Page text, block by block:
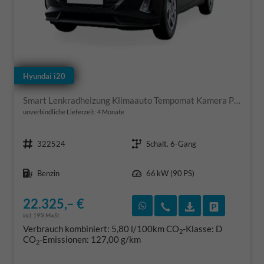
Hyundai i20
Smart Lenkradheizung Klimaauto Tempomat Kamera PDC h SHZ v
unverbindliche Lieferzeit: 4 Monate
322524
Schalt. 6-Gang
Benzin
66 kW (90 PS)
22.325,– €
incl. 19% MwSt.
Rückruf vereinbaren
Wir rufen Sie an
Verbrauch kombiniert: 5,80 l/100kmCO2-Klasse: D
CO2-Emissionen: 127,00 g/km